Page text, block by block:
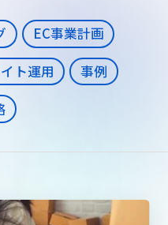
EC事業計画
ト運用
事例